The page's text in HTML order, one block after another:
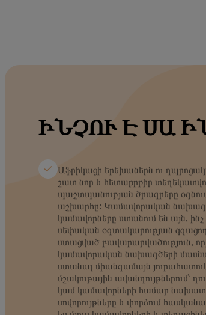
ԻՆՉՈՒ Է ՍԱ
Աֆրիկացի երեխաներն ու
շատ նոր և հետաքրքիր
պաշտպանության ծրագրերը
աշխարհը: Կամավորական
կամավորները ստանում են այն,
սեփական օգտակարության
ստացված բավարարվածություն,
կամավորական նախագծերի
ստանալ միանգամայն
մշակութային ավանդույթներում՝
կամ կամավորների համար
սովորույթները և փորձում